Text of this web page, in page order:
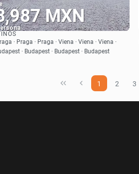
MXN
Ver
· Praga · Praga · Viena · Viena · Viena ·
· Budapest · Budapest · Budapest
1 2 3